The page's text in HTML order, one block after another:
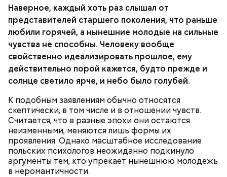
Наверное, каждый хоть раз слышал от
представителей старшего поколения, что раньше
любили горячей, а нынешние молодые на сильные
чувства не способны. Человеку вообще
свойственно идеализировать прошлое, ему
действительно порой кажется, будто прежде и
солнце светило ярче, и небо было голубей.
К подобным заявлениям обычно относятся
скептически, в том числе и в отношении чувств.
Считается, что в разные эпохи они остаются
неизменными, меняются лишь формы их
проявления. Однако масштабное исследование
польских психологов неожиданно подкинуло
аргументы тем, кто упрекает нынешнюю молодежь
в неромантичности.
Ингредиенты:
При выборе дыни эксперт посоветовала
ориентироваться на запах: